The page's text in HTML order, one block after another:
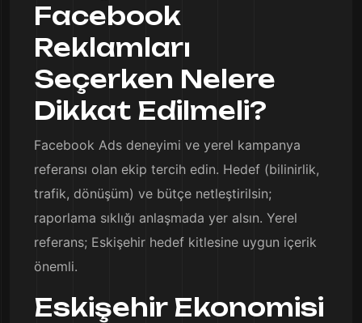
Facebook
Reklamları
Seçerken Nelere
Dikkat Edilmeli?
Facebook Ads deneyimi ve yerel kampanya
referansı olan ekip tercih edin. Hedef (bilinirlik,
trafik, dönüşüm) ve bütçe netleştirilsin;
raporlama sıklığı anlaşmada yer alsın. Yerel
referans; Eskişehir hedef kitlesine uygun içerik
önemli.
Eskişehir Ekonomisi